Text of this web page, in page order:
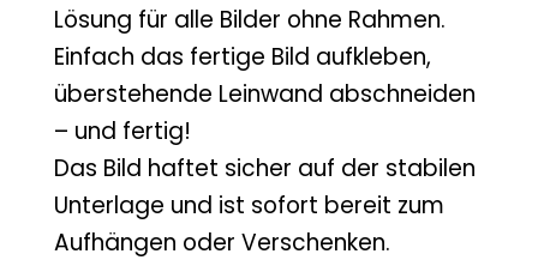
Lösung für alle Bilder ohne Rahmen.
Einfach das fertige Bild aufkleben,
überstehende Leinwand abschneiden
– und fertig!
Das Bild haftet sicher auf der stabilen
Unterlage und ist sofort bereit zum
Aufhängen oder Verschenken.